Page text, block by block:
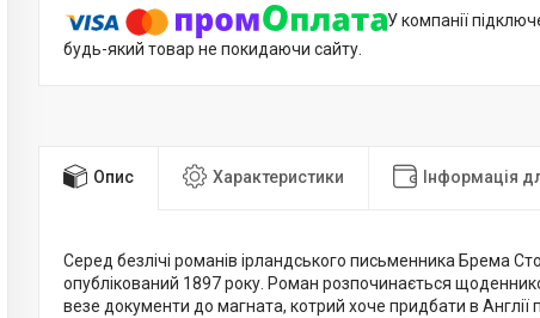
У компанії
будь-який товар не покидаючи сайту.
Опис Характеристики Інформація
Серед безлічі романів ірландського письменника Брема
опублікований 1897 року. Роман розпочинається
везе документи до магната, котрий хоче придбати в Англії